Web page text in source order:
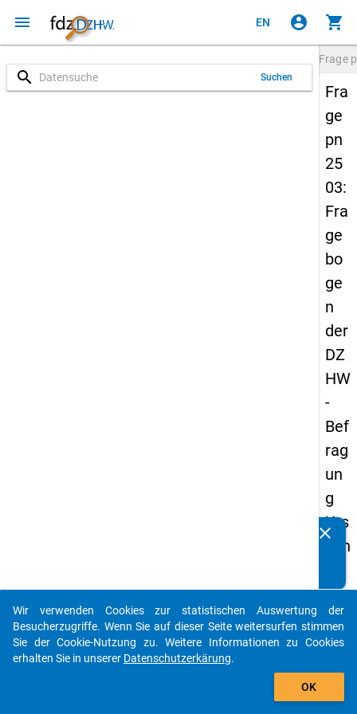
menu EN account_circle shopping_cart
search Suchen
Frage
Fra
ge
pn
25
03:
Fra
ge
bo
ge
n
der
DZ
HW
-
Bef
rag
un
g
Urs
ach
der
Stu
die
clear
auto_stories
add_shopping_cart
Wir verwenden Cookies zur statistischen Auswertung der
Besucherzugriffe. Wenn Sie auf dieser Seite weitersurfen stimmen
Sie der Cookie-Nutzung zu. Weitere Informationen zu Cookies
erhalten Sie in unserer Datenschutzerkärung.
OK